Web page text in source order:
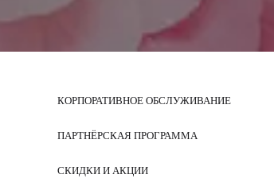
КОРПОРАТИВНОЕ ОБСЛУЖИВАНИЕ
ПАРТНЁРСКАЯ ПРОГРАММА
СКИДКИ И АКЦИИ